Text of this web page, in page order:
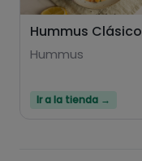
Hummus Clásico
Hummus
Ir a la tienda →